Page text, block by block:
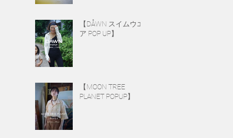
【DÅWN スイムウエ
ア POP UP】
【MOON TREE
PLANET POPUP】